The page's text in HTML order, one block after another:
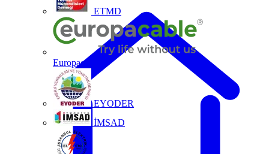
ETMD
Europacable
EYODER
İMSAD